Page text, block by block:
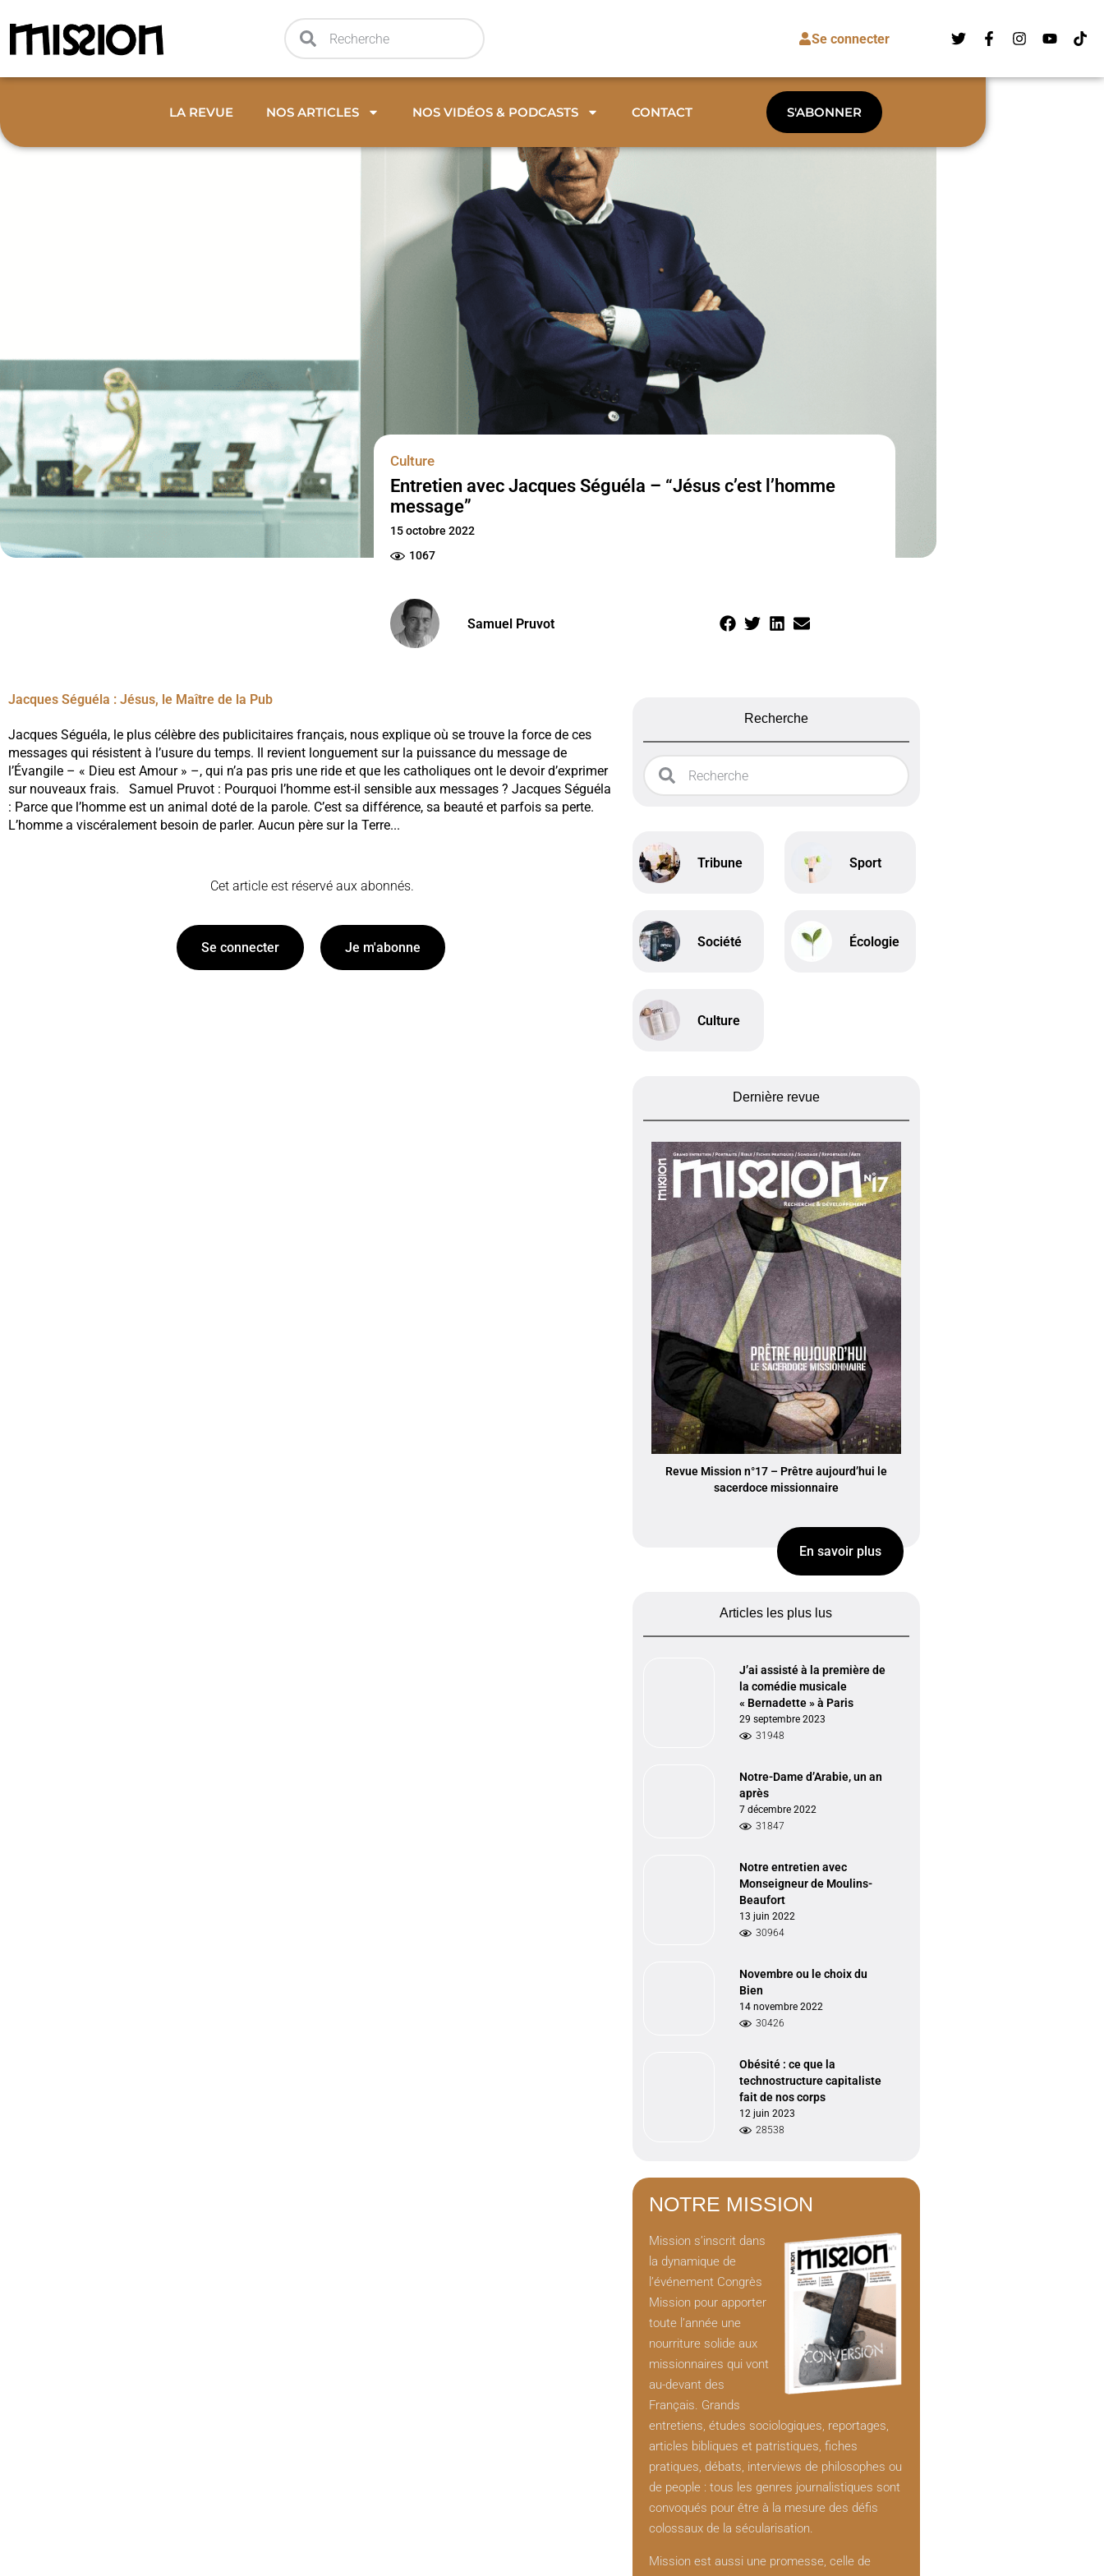
Se connecter
LA REVUE NOS ARTICLES NOS VIDÉOS & PODCASTS CONTACT S'ABONNER
Culture
Entretien avec Jacques Séguéla – “Jésus c’est l’homme
message”
15 octobre 2022
1067
Samuel Pruvot
Jacques Séguéla : Jésus, le Maître de la Pub
Jacques Séguéla, le plus célèbre des publicitaires français, nous explique où se trouve la force de ces
messages qui résistent à l’usure du temps. Il revient longuement sur la puissance du message de
l’Évangile – « Dieu est Amour » –, qui n’a pas pris une ride et que les catholiques ont le devoir d’exprimer
sur nouveaux frais. Samuel Pruvot : Pourquoi l’homme est-il sensible aux messages ? Jacques Séguéla
: Parce que l’homme est un animal doté de la parole. C’est sa différence, sa beauté et parfois sa perte.
L’homme a viscéralement besoin de parler. Aucun père sur la Terre...
Cet article est réservé aux abonnés.
Se connecter Je m'abonne
Recherche
Tribune Sport
Société Écologie
Culture
Dernière revue
Revue Mission n°17 – Prêtre aujourd’hui le
sacerdoce missionnaire
En savoir plus
Articles les plus lus
J’ai assisté à la première de
la comédie musicale
« Bernadette » à Paris
29 septembre 2023
31948
Notre-Dame d’Arabie, un an
après
7 décembre 2022
31847
Notre entretien avec
Monseigneur de Moulins-
Beaufort
13 juin 2022
30964
Novembre ou le choix du
Bien
14 novembre 2022
30426
Obésité : ce que la
technostructure capitaliste
fait de nos corps
12 juin 2023
28538
NOTRE MISSION
Mission s’inscrit dans
la dynamique de
l’événement Congrès
Mission pour apporter
toute l’année une
nourriture solide aux
missionnaires qui vont
au-devant des
Français. Grands
entretiens, études sociologiques, reportages,
articles bibliques et patristiques, fiches
pratiques, débats, interviews de philosophes ou
de people : tous les genres journalistiques sont
convoqués pour être à la mesure des défis
colossaux de la sécularisation.
Mission est aussi une promesse, celle de